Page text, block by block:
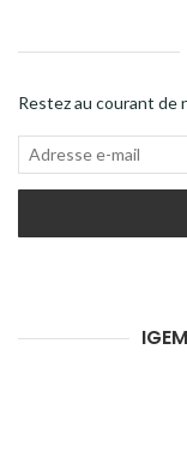
Restez au courant de
Adresse